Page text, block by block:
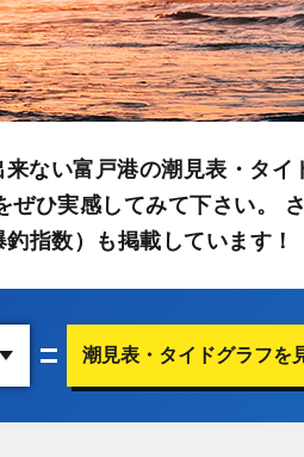
ない富戸港の潮見表・タイ
ぜひ実感してみて下さい。
指数）も掲載しています！
潮見表・タイドグラフを